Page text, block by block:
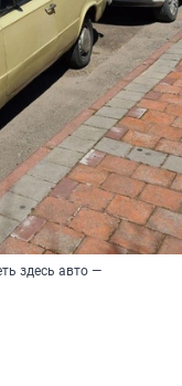
здесь авто —